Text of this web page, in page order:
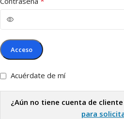
Acceso
Acuérdate de mí
¿Aún no tiene cuenta de
para